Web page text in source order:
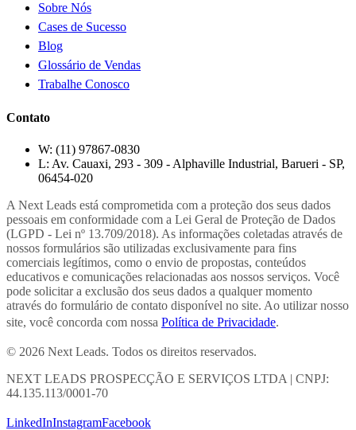
Sobre Nós
Cases de Sucesso
Blog
Glossário de Vendas
Trabalhe Conosco
Contato
W: (11) 97867-0830
L: Av. Cauaxi, 293 - 309 - Alphaville Industrial, Barueri - SP,
06454-020
A Next Leads está comprometida com a proteção dos seus dados
pessoais em conformidade com a Lei Geral de Proteção de Dados
(LGPD - Lei nº 13.709/2018). As informações coletadas através de
nossos formulários são utilizadas exclusivamente para fins
comerciais legítimos, como o envio de propostas, conteúdos
educativos e comunicações relacionadas aos nossos serviços. Você
pode solicitar a exclusão dos seus dados a qualquer momento
através do formulário de contato disponível no site. Ao utilizar nosso
site, você concorda com nossa Política de Privacidade.
© 2026 Next Leads. Todos os direitos reservados.
NEXT LEADS PROSPECÇÃO E SERVIÇOS LTDA | CNPJ:
44.135.113/0001-70
LinkedInInstagramFacebook